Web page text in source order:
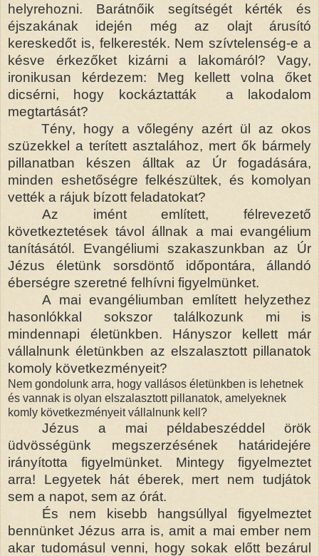
helyrehozni. Barátnőik segítségét kérték és
éjszakának idején még az olajt árusító
kereskedőt is, felkeresték. Nem szívtelenség-e a
késve érkezőket kizárni a lakomáról? Vagy,
ironikusan kérdezem: Meg kellett volna őket
dicsérni, hogy kockáztatták a lakodalom
megtartását?
Tény, hogy a vőlegény azért ül az okos
szüzekkel a terített asztalához, mert ők bármely
pillanatban készen álltak az Úr fogadására,
minden eshetőségre felkészültek, és komolyan
vették a rájuk bízott feladatokat?
Az imént említett, félrevezető
következtetések távol állnak a mai evangélium
tanításától. Evangéliumi szakaszunkban az Úr
Jézus életünk sorsdöntő időpontára, állandó
éberségre szeretné felhívni figyelmünket.
A mai evangéliumban említett helyzethez
hasonlókkal sokszor találkozunk mi is
mindennapi életünkben. Hányszor kellett már
vállalnunk életünkben az elszalasztott pillanatok
komoly következményeit?
Nem gondolunk arra, hogy vallásos életünkben is lehetnek
és vannak is olyan elszalasztott pillanatok, amelyeknek
komly következményeit vállalnunk kell?
Jézus a mai példabeszéddel örök
üdvösségünk megszerzésének határidejére
irányította figyelmünket. Mintegy figyelmeztet
arra! Legyetek hát éberek, mert nem tudjátok
sem a napot, sem az órát.
És nem kisebb hangsúllyal figyelmeztet
bennünket Jézus arra is, amit a mai ember nem
akar tudomásul venni, hogy sokak előtt bezárul